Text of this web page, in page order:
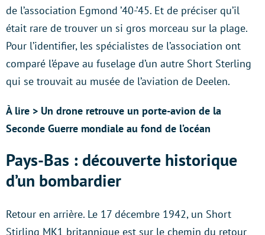
de l’association Egmond ’40-’45. Et de préciser qu’il
était rare de trouver un si gros morceau sur la plage.
Pour l’identifier, les spécialistes de l’association ont
comparé l’épave au fuselage d’un autre Short Sterling
qui se trouvait au musée de l’aviation de Deelen.
À lire > Un drone retrouve un porte-avion de la
Seconde Guerre mondiale au fond de l’océan
Pays-Bas : découverte historique
d’un bombardier
Retour en arrière. Le 17 décembre 1942, un Short
Stirling MK1 britannique est sur le chemin du retour